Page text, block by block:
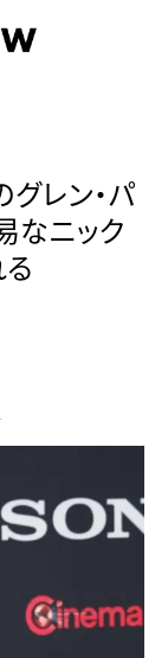
グレン・パ
なニック